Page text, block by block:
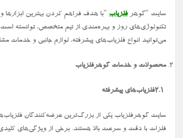
سایت "گوهرفلزیاب "با هدف فراهم کردن بهترین ابزارها
تکنولوژی‌های روز و بهره‌مندی از تیم متخصص، توانسته است
می‌توانید انواع فلزیاب‌های پیشرفته، لوازم جانبی و خدمات
محصولات و خدمات گوهرفلزیاب
۲.۱فلزیاب‌های پیشرفته
سایت گوهرفلزیاب یکی از بزرگ‌ترین عرضه‌کنندگان
فلزات با دقت و سرعت بالا هستند. برخی از ویژگی‌های کلیدی